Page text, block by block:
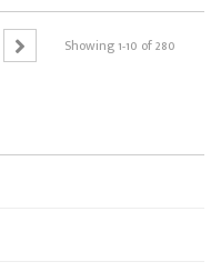
Showing 1-10 of 280